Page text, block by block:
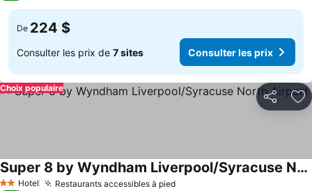
De 224 $
Consulter les prix de 7 sites Consulter les prix
Partager
Choix populaire
2 Étoiles
Hotel Restaurants accessibles à piedConsulter les prix
Super 8 by Wyndham Liverpool/Syracuse North Airport
Consulter les prix